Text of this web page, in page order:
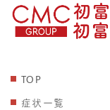
TOP
症状一覧